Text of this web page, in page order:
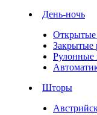
День-ночь
Открытые
Закрытые
Рулонные
Шторы